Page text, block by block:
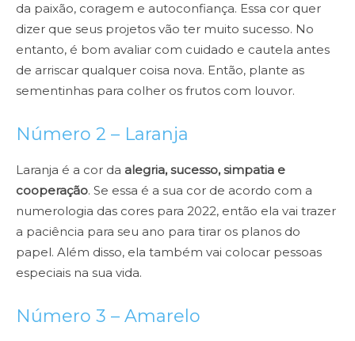
da paixão, coragem e autoconfiança. Essa cor quer
dizer que seus projetos vão ter muito sucesso. No
entanto, é bom avaliar com cuidado e cautela antes
de arriscar qualquer coisa nova. Então, plante as
sementinhas para colher os frutos com louvor.
Número 2 – Laranja
Laranja é a cor da alegria, sucesso, simpatia e
cooperação. Se essa é a sua cor de acordo com a
numerologia das cores para 2022, então ela vai trazer
a paciência para seu ano para tirar os planos do
papel. Além disso, ela também vai colocar pessoas
especiais na sua vida.
Número 3 – Amarelo